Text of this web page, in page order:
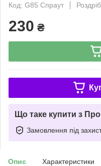
Код: G85 Спраут
Роздріб
230 ₴
Що таке купити з
Замовлення під
Опис Характеристики